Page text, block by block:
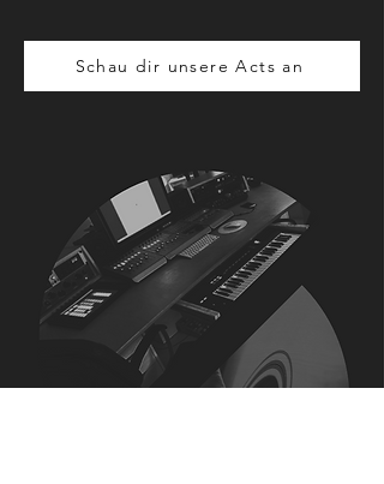
Schau dir unsere Acts an